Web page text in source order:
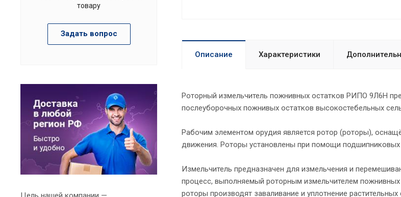
Описание Характеристики
Роторный измельчитель пожнивных остатков РИПО 9Л6Н
послеуборочных пожнивых остатков высокостебельных
Рабочим элементом орудия является ротор (роторы),
движения. Роторы установлены при помощи подшипниковых
Измельчитель предназначен для измельчения и
процесс, выполняемый роторным измельчителем
роторы производят заваливание и уплотнение
товару
Задать вопрос